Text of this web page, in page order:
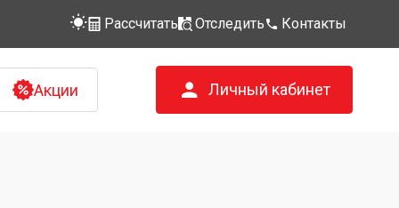
Рассчитать Отследить Контакты
Акции Личный кабинет